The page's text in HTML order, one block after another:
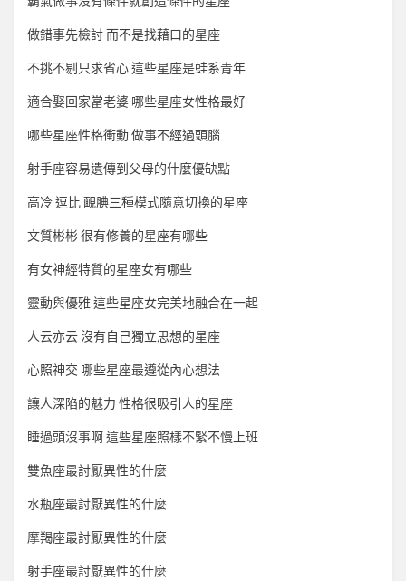
做錯事先檢討 而不是找藉口的星座
不挑不剔只求省心 這些星座是蛙系青年
適合娶回家當老婆 哪些星座女性格最好
哪些星座性格衝動 做事不經過頭腦
射手座容易遺傳到父母的什麼優缺點
高冷 逗比 靦腆三種模式隨意切換的星座
文質彬彬 很有修養的星座有哪些
有女神經特質的星座女有哪些
靈動與優雅 這些星座女完美地融合在一起
人云亦云 沒有自己獨立思想的星座
心照神交 哪些星座最遵從內心想法
讓人深陷的魅力 性格很吸引人的星座
睡過頭沒事啊 這些星座照樣不緊不慢上班
雙魚座最討厭異性的什麼
水瓶座最討厭異性的什麼
摩羯座最討厭異性的什麼
射手座最討厭異性的什麼